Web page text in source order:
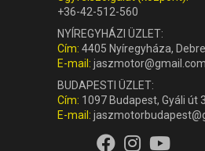
+36-42-512-560
NYÍREGYHÁZI ÜZLET:
Cím: 4405 Nyíregyháza,
E-mail: jaszmotor@gmail.com
BUDAPESTI ÜZLET:
Cím: 1097 Budapest, Gyáli út
E-mail: